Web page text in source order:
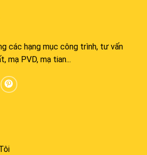
các hạng mục công trình, tư vấn
mạ PVD, mạ tian...